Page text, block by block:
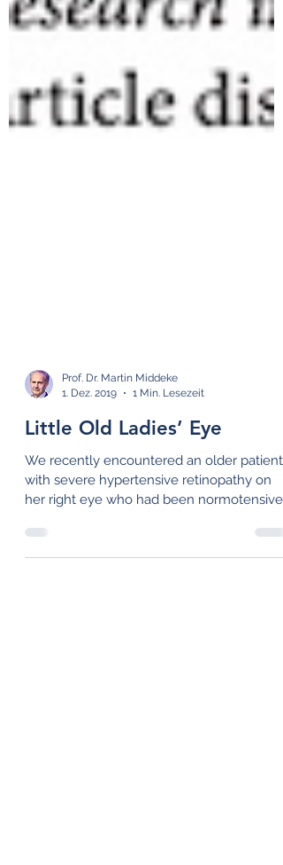
1. Dez. 2019
1 Min. Lesezeit
Little Old Ladies’ Eye
We recently encountered an older patient
with severe hypertensive retinopathy on
her right eye who had been normotensive